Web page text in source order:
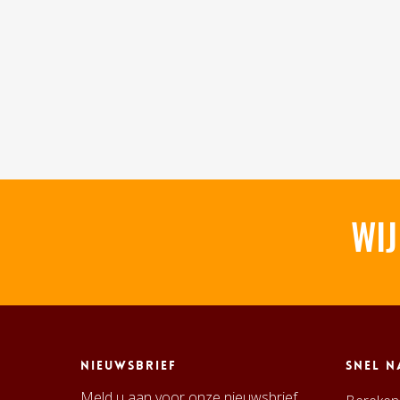
Nieuwsbrief Snel